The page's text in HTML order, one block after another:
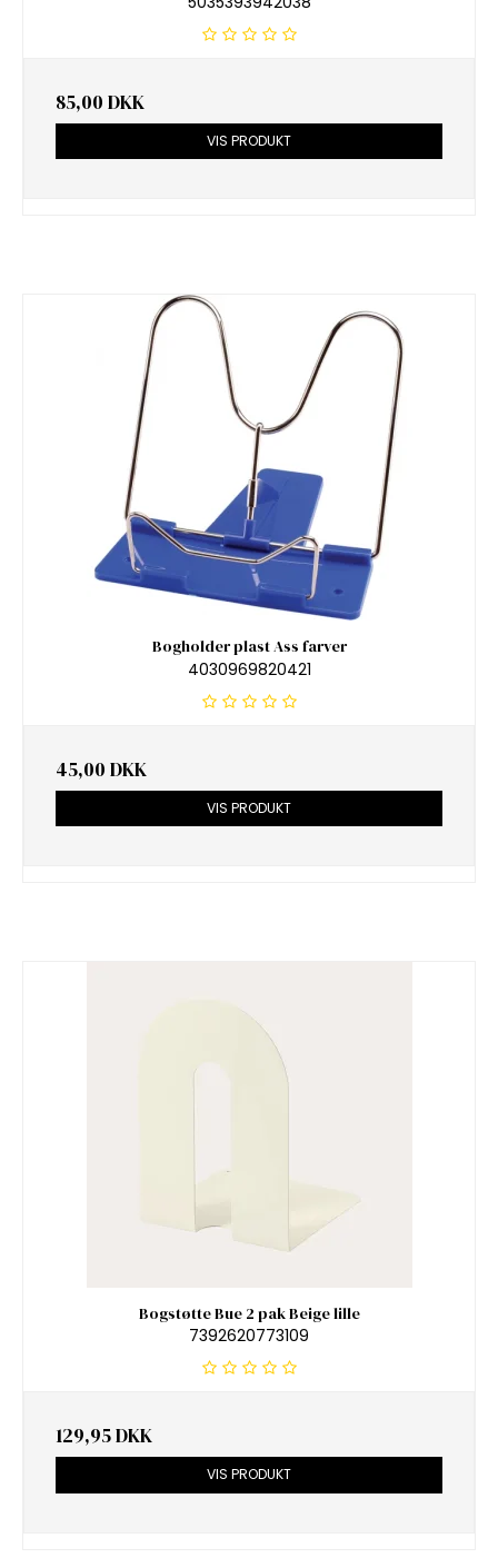
85,00 DKK
VIS PRODUKT
Bogholder plast Ass farver
4030969820421
45,00 DKK
VIS PRODUKT
Bogstøtte Bue 2 pak Beige lille
7392620773109
129,95 DKK
VIS PRODUKT